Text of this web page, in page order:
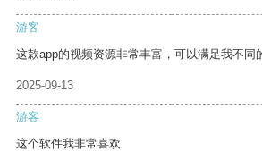
游客
这款app的视频资源非常丰富，可以满足我不同
2025-09-13
游客
这个软件我非常喜欢